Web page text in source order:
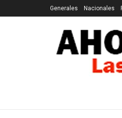
Generales Nacionales